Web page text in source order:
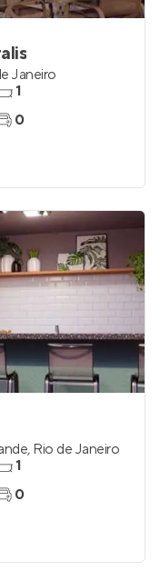
Janeiro
1
0
, Rio de Janeiro
1
0